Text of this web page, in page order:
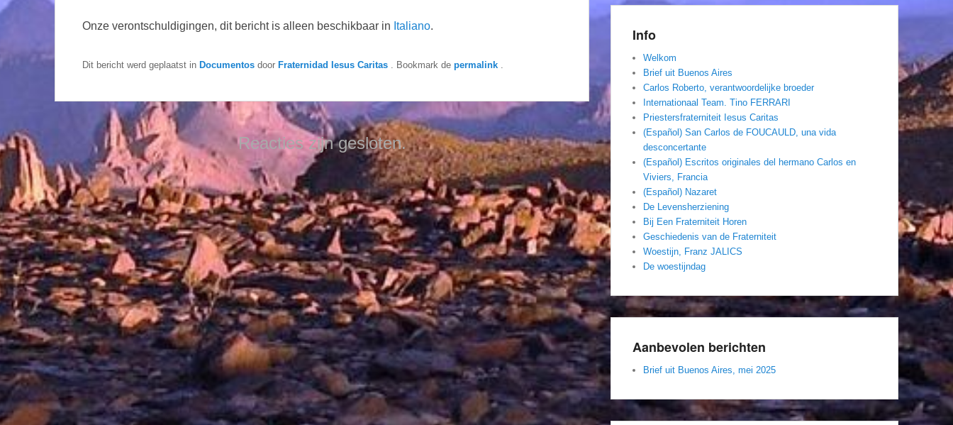
Onze verontschuldigingen, dit bericht is alleen beschikbaar in Italiano.
Dit bericht werd geplaatst in Documentos door Fraternidad Iesus Caritas . Bookmark de permalink
Reacties zijn gesloten.
Info
Welkom
Brief uit Buenos Aires
Carlos Roberto, verantwoordelijke broeder
Internationaal Team. Tino FERRARI
Priestersfraterniteit Iesus Caritas
(Español) San Carlos de FOUCAULD, una vida
desconcertante
(Español) Escritos originales del hermano Carlos en
Viviers, Francia
(Español) Nazaret
De Levensherziening
Bij Een Fraterniteit Horen
Geschiedenis van de Fraterniteit
Woestijn, Franz JALICS
De woestijndag
Aanbevolen berichten
Brief uit Buenos Aires, mei 2025